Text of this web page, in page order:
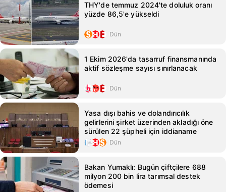
THY'de temmuz 2024'te doluluk oranı
yüzde 86,5'e yükseldi
Dün
1 Ekim 2026'da tasarruf finansmanında
aktif sözleşme sayısı sınırlanacak
Dün
Yasa dışı bahis ve dolandırıcılık
gelirlerini şirket üzerinden akladığı öne
sürülen 22 şüpheli için iddianame
Dün
Bakan Yumaklı: Bugün çiftçilere 688
milyon 200 bin lira tarımsal destek
ödemesi